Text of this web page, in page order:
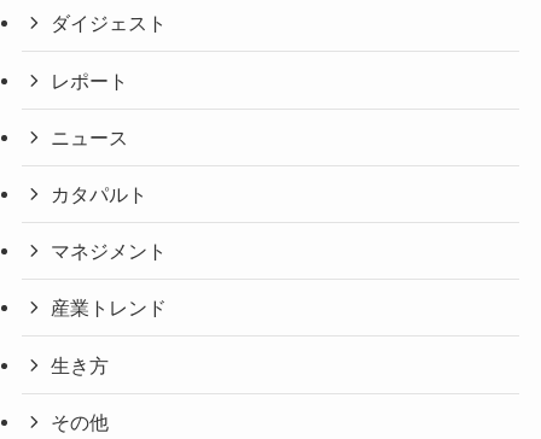
ダイジェスト
レポート
ニュース
カタパルト
マネジメント
産業トレンド
生き方
その他